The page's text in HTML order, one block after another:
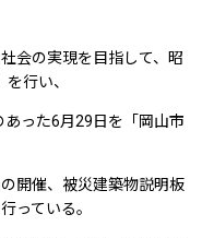
会の実現を目指して、昭
行い、
った6月29日を「岡山市
開催、被災建築物説明板
っている。